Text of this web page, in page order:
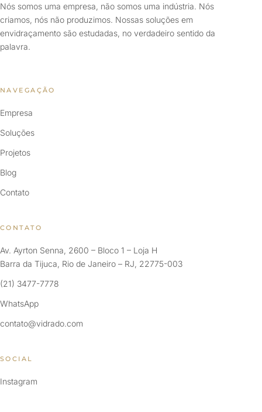
Nós somos uma empresa, não somos uma indústria. Nós
criamos, nós não produzimos. Nossas soluções em
envidraçamento são estudadas, no verdadeiro sentido da
palavra.
NAVEGAÇÃO
Empresa
Soluções
Projetos
Blog
Contato
CONTATO
Av. Ayrton Senna, 2600 – Bloco 1 – Loja H
Barra da Tijuca, Rio de Janeiro – RJ, 22775-003
(21) 3477-7778
WhatsApp
contato@vidrado.com
SOCIAL
Instagram